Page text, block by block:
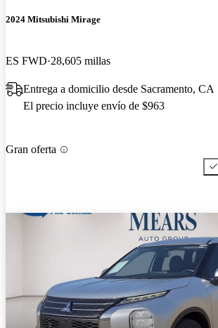
2024 Mitsubishi Mirage
ES FWD 28,605 millas
Entrega a domicilio desde Sacramento, CA
El precio incluye envío de $963
Gran oferta